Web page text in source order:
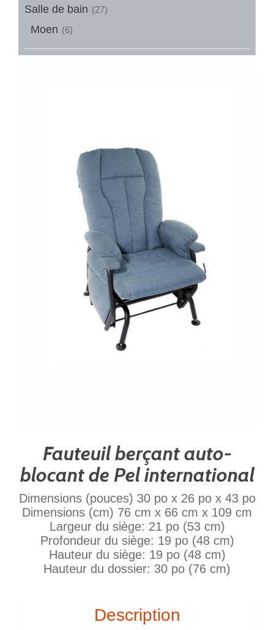
Salle de bain (27)
Moen (6)
Fauteuil berçant auto-
blocant de Pel international
Dimensions (pouces) 30 po x 26 po x 43 po
Dimensions (cm) 76 cm x 66 cm x 109 cm
Largeur du siège: 21 po (53 cm)
Profondeur du siège: 19 po (48 cm)
Hauteur du siège: 19 po (48 cm)
Hauteur du dossier: 30 po (76 cm)
Description